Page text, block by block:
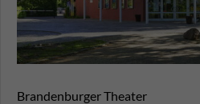
Brandenburger Theater